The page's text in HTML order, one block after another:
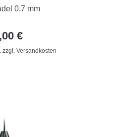
0,7 mm
€
zzgl. Versandkosten